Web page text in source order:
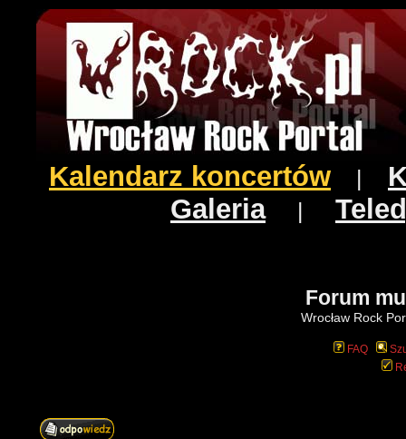
Kalendarz koncertów
Galeria|
Forum
Wrocław Rock
FAQ